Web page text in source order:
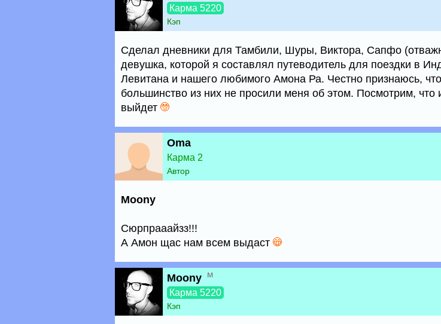
Карма 5220
Кэп
Сделал дневники для Тамбили, Шуры, Виктора, Сапфо
девушка, которой я составлял путеводитель для поездки в
Левитана и нашего любимого Амона Ра. Честно признаюсь, что
большинство из них не просили меня об этом. Посмотрим, что
выйдет
Oma
Карма 2
Автор
Moony
Сюрпрааайзз!!!
А Амон щас нам всем выдаст
Moony м
Карма 5220
Кэп